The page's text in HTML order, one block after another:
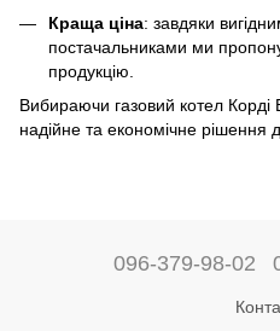
Краща ціна: завдяки
постачальниками ми
продукцію.
Вибираючи газовий котел Корді
надійне та економічне рішення
096-379-98-02